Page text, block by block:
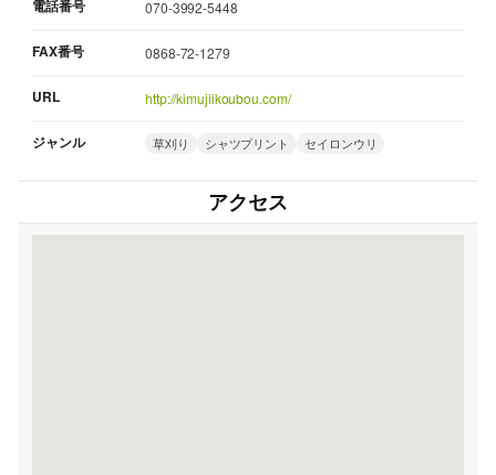
電話番号 070-3992-5448
FAX番号 0868-72-1279
URL http://kimujiikoubou.com/
ジャンル 草刈り シャツプリント セイロンウリ
アクセス